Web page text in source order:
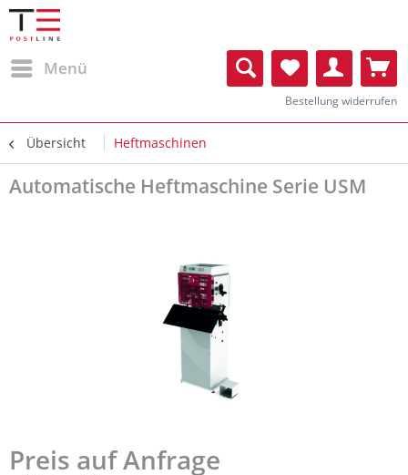
Menü
Bestellung widerrufen
Übersicht Heftmaschinen
Automatische Heftmaschine Serie USM
Preis auf Anfrage